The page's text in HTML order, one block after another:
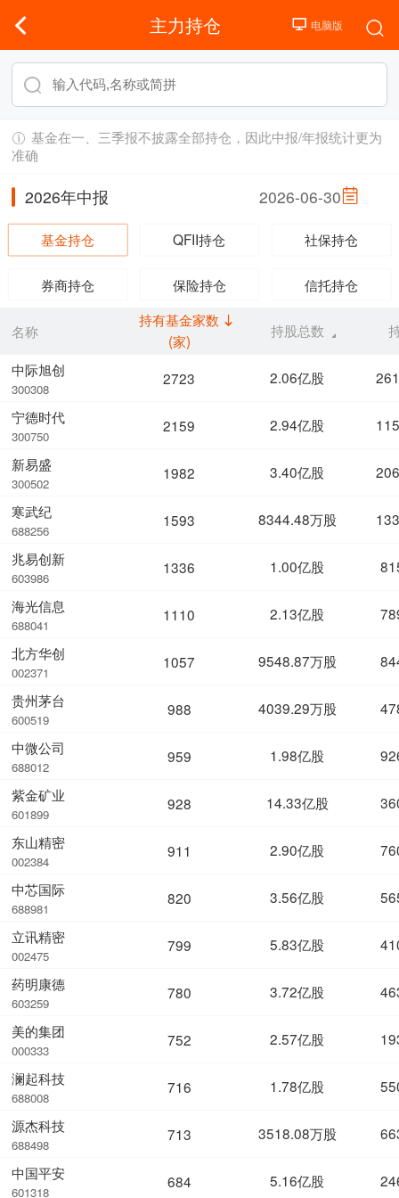
主力持仓
基金在一、三季报不披露全部持仓，因此中报/年报统计更为
准确
2026年中报 2026-06-30
基金持仓 QFII持仓 社保持仓
券商持仓 保险持仓 信托持仓
名称
中际旭创
300308
宁德时代
300750
新易盛
300502
寒武纪
688256
兆易创新
603986
海光信息
688041
北方华创
002371
贵州茅台
600519
中微公司
688012
紫金矿业
601899
东山精密
002384
中芯国际
688981
立讯精密
002475
药明康德
603259
美的集团
000333
澜起科技
688008
源杰科技
688498
中国平安
601318
持有基金家数
(家)
持股总数
2723 2.06亿股
2159 2.94亿股
1982 3.40亿股
1593 8344.48万股
1336 1.00亿股
1110 2.13亿股
1057 9548.87万股
988 4039.29万股
959 1.98亿股
928 14.33亿股
911 2.90亿股
820 3.56亿股
799 5.83亿股
780 3.72亿股
752 2.57亿股
716 1.78亿股
713 3518.08万股
684 5.16亿股